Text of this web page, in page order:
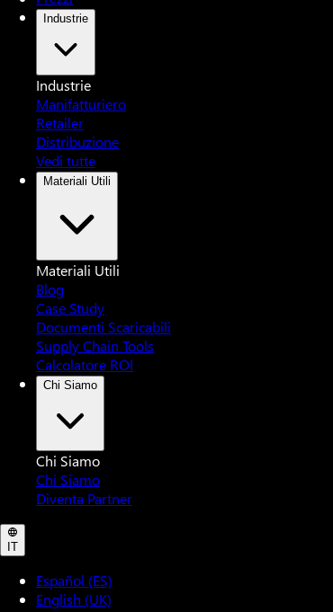
Industrie
Industrie
Manifatturiero
Retailer
Distribuzione
Vedi tutte
Materiali Utili
Materiali Utili
Blog
Case Study
Documenti Scaricabili
Supply Chain Tools
Calcolatore ROI
Chi Siamo
Chi Siamo
Chi Siamo
Diventa Partner
IT
Español (ES)
English (UK)